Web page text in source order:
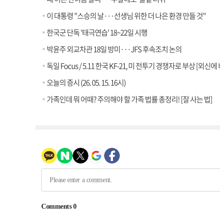
이 대통령 "스승의 날···선생님 위한 더 나은 환경 만들 것"
한국군 단독 '태극연습' 18~22일 시행
박윤주 외교차관 18일 방미···JFS 후속조치 논의
독일 Focus / 5.11 한국 KF-21, 미 전투기 경쟁자로 부상 [외신에
오늘의 증시 (26. 05. 15. 16시)
가족인데 뭐 어때? 주의해야 할 가족 법률 총정리! [잘 사는 법]